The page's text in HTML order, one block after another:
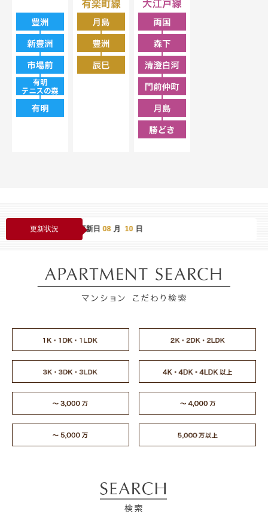
更新状況
件 最終更新日 10 日